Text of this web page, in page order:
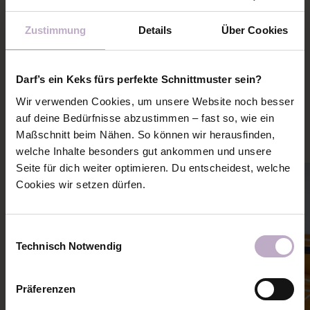
Zustimmung Details Über Cookies
Darf’s ein Keks fürs perfekte Schnittmuster sein?
Wir verwenden Cookies, um unsere Website noch besser
auf deine Bedürfnisse abzustimmen – fast so, wie ein
Maßschnitt beim Nähen. So können wir herausfinden,
welche Inhalte besonders gut ankommen und unsere
Seite für dich weiter optimieren. Du entscheidest, welche
Cookies wir setzen dürfen.
Technisch Notwendig
Präferenzen
SCHNITTMUSTERPLAN
PASSENDE NÄHANLEITUNGEN
Mehr Ideen und Inspiration zu diesem Schnitt holen